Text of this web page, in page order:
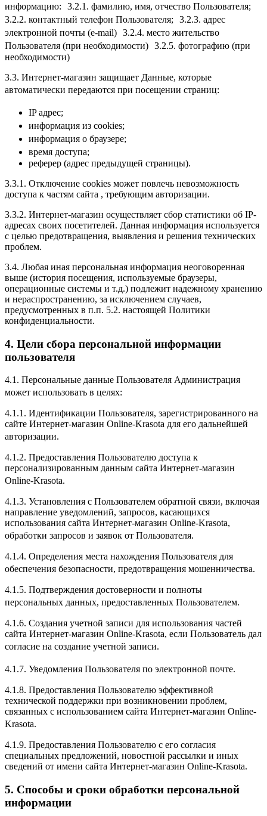
информацию: 3.2.1. фамилию, имя, отчество Пользователя;
3.2.2. контактный телефон Пользователя; 3.2.3. адрес
электронной почты (e-mail) 3.2.4. место жительство
Пользователя (при необходимости) 3.2.5. фотографию (при
необходимости)
3.3. Интернет-магазин защищает Данные, которые
автоматически передаются при посещении страниц:
IP адрес;
информация из cookies;
информация о браузере;
время доступа;
реферер (адрес предыдущей страницы).
3.3.1. Отключение cookies может повлечь невозможность
доступа к частям сайта , требующим авторизации.
3.3.2. Интернет-магазин осуществляет сбор статистики об IP-
адресах своих посетителей. Данная информация используется
с целью предотвращения, выявления и решения технических
проблем.
3.4. Любая иная персональная информация неоговоренная
выше (история посещения, используемые браузеры,
операционные системы и т.д.) подлежит надежному хранению
и нераспространению, за исключением случаев,
предусмотренных в п.п. 5.2. настоящей Политики
конфиденциальности.
4. Цели сбора персональной информации
пользователя
4.1. Персональные данные Пользователя Администрация
может использовать в целях:
4.1.1. Идентификации Пользователя, зарегистрированного на
сайте Интернет-магазин Online-Krasota для его дальнейшей
авторизации.
4.1.2. Предоставления Пользователю доступа к
персонализированным данным сайта Интернет-магазин
Online-Krasota.
4.1.3. Установления с Пользователем обратной связи, включая
направление уведомлений, запросов, касающихся
использования сайта Интернет-магазин Online-Krasota,
обработки запросов и заявок от Пользователя.
4.1.4. Определения места нахождения Пользователя для
обеспечения безопасности, предотвращения мошенничества.
4.1.5. Подтверждения достоверности и полноты
персональных данных, предоставленных Пользователем.
4.1.6. Создания учетной записи для использования частей
сайта Интернет-магазин Online-Krasota, если Пользователь дал
согласие на создание учетной записи.
4.1.7. Уведомления Пользователя по электронной почте.
4.1.8. Предоставления Пользователю эффективной
технической поддержки при возникновении проблем,
связанных с использованием сайта Интернет-магазин Online-
Krasota.
4.1.9. Предоставления Пользователю с его согласия
специальных предложений, новостной рассылки и иных
сведений от имени сайта Интернет-магазин Online-Krasota.
5. Способы и сроки обработки персональной
информации